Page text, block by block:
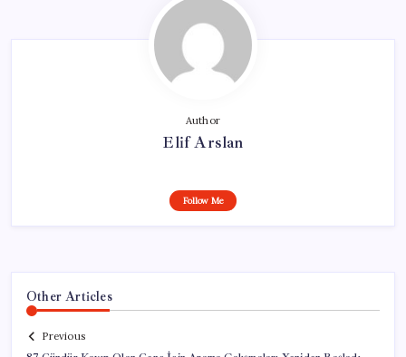
Author
Elif Arslan
Follow Me
Other Articles
Previous